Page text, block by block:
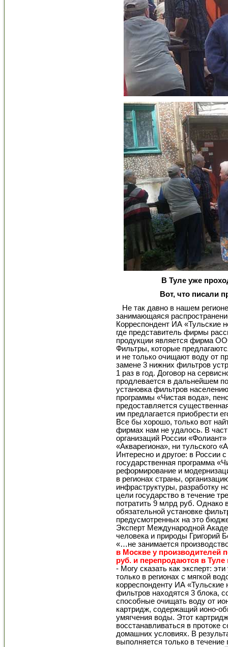
В Туле уже
Вот, что писали
Не так давно в нашем
занимающаяся
Корреспондент ИА «Тульские
где представитель фирмы
продукции является фирма
Фильтры, которые
и не только очищают воду от
замене 3 нижних фильтров
1 раз в год. Договор на
продлевается в дальнейшем
установка фильтров
программы «Чистая вода»,
предоставляется
им предлагается приобрести
Все бы хорошо, только вот
фирмах нам не удалось. В
организаций России
«Акварегиона», ни тульского
Интересно и другое: в России
государственная программа
реформирование и
в регионах страны,
инфраструктуры, разработку
цели государство в течение
потратить 9 млрд руб. Однако
обязательной установке
предусмотренных на это
Эксперт Международной
человека и природы Григорий
«…не занимается
в Москве у производителей
руб. и перепродаются в Туле
- Могу сказать как эксперт:
только в регионах с мягкой
корреспонденту ИА «Тульские
фильтров находятся 3 блока,
способные очищать воду от
картридж, содержащий ионо-
умягчения воды. Этот
восстанавливаться в протоке
домашних условиях. В
выполняется только в